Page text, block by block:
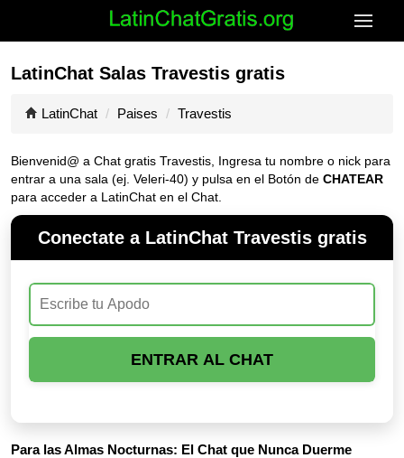
LatinChat Salas Travestis gratis
LatinChat Paises Travestis
Bienvenid@ a Chat gratis Travestis, Ingresa tu nombre o nick para
entrar a una sala (ej. Veleri-40) y pulsa en el Botón de CHATEAR
para acceder a LatinChat en el Chat.
Conectate a LatinChat Travestis gratis
ENTRAR AL CHAT
Para las Almas Nocturnas: El Chat que Nunca Duerme